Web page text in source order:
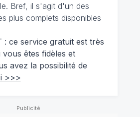
Bref, il s'agit d'un des
plus complets disponibles
: ce service gratuit est très
êtes fidèles et
avez la possibilité de
>>>